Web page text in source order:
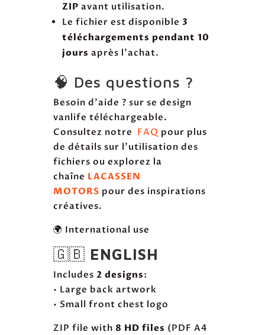
ZIP avant utilisation.
Le fichier est disponible 3
téléchargements pendant 10
jours après l’achat.
🧠 Des questions ?
Besoin d’aide ? sur se design
vanlife téléchargeable.
Consultez notre FAQ pour plus
de détails sur l’utilisation des
fichiers ou explorez la
chaîne LACASSEN
MOTORS pour des inspirations
créatives.
🌍 International use
🇬🇧 ENGLISH
Includes 2 designs:
• Large back artwork
• Small front chest logo
ZIP file with 8 HD files (PDF A4